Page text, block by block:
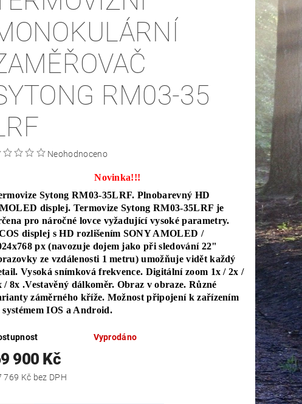
RM03-35
Neohodnoceno
Novinka!!!
Sytong RM03-35LRF. Plnobarevný HD
displej. Termovize Sytong RM03-35LRF je
pro náročné lovce vyžadující vysoké parametry.
displej s HD rozlišením SONY AMOLED /
px (navozuje dojem jako při sledování 22"
ze vzdálenosti 1 metru) umožňuje vidět každý
Vysoká snímková frekvence. Digitální zoom 1x / 2x /
/ 8x .Vestavěný dálkoměr. Obraz v obraze. Různé
záměrného kříže. Možnost připojení k zařízením
systémem IOS a Android.
Vyprodáno
900 Kč
57 769 Kč bez DPH